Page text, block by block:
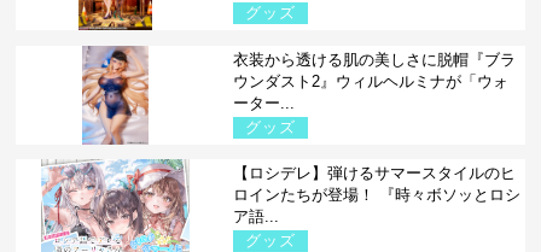
グッズ
衣装から透ける肌の美しさに脱帽『ブラ
ウンダスト2』ウィルヘルミナが「ウォ
ーター...
グッズ
【ロシデレ】弾けるサマースタイルのヒ
ロインたちが登場！ 『時々ボソッとロシ
ア語...
グッズ